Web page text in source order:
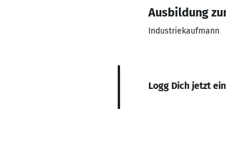
Ausbildung
Industriekaufmann
Logg Dich jetzt